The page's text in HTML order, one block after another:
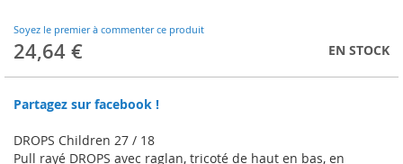
Soyez le premier à commenter ce produit
24,64 € EN STOCK
Partagez sur facebook !
DROPS Children 27 / 18
Pull rayé DROPS avec raglan, tricoté de haut en bas, en
beginning
of
the
gallery